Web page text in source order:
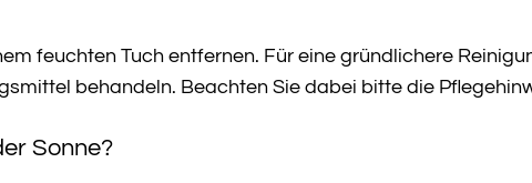
feuchten Tuch entfernen. Für eine gründlichere
behandeln. Beachten Sie dabei bitte die
Sonne?